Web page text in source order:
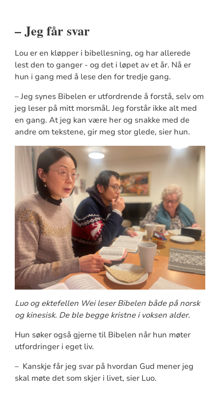
– Jeg får svar
Lou er en kløpper i bibellesning, og har allerede
lest den to ganger - og det i løpet av et år. Nå er
hun i gang med å lese den for tredje gang.
– Jeg synes Bibelen er utfordrende å forstå, selv om
jeg leser på mitt morsmål. Jeg forstår ikke alt med
en gang. At jeg kan være her og snakke med de
andre om tekstene, gir meg stor glede, sier hun.
Luo og ektefellen Wei leser Bibelen både på norsk
og kinesisk. De ble begge kristne i voksen alder.
Hun søker også gjerne til Bibelen når hun møter
utfordringer i eget liv.
– Kanskje får jeg svar på hvordan Gud mener jeg
skal møte det som skjer i livet, sier Luo.